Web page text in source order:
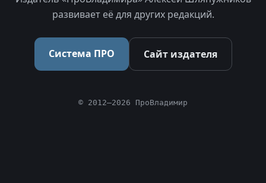
развивает её для других редакций.
Система ПРО Сайт издателя
© 2012–2026 ПроВладимир